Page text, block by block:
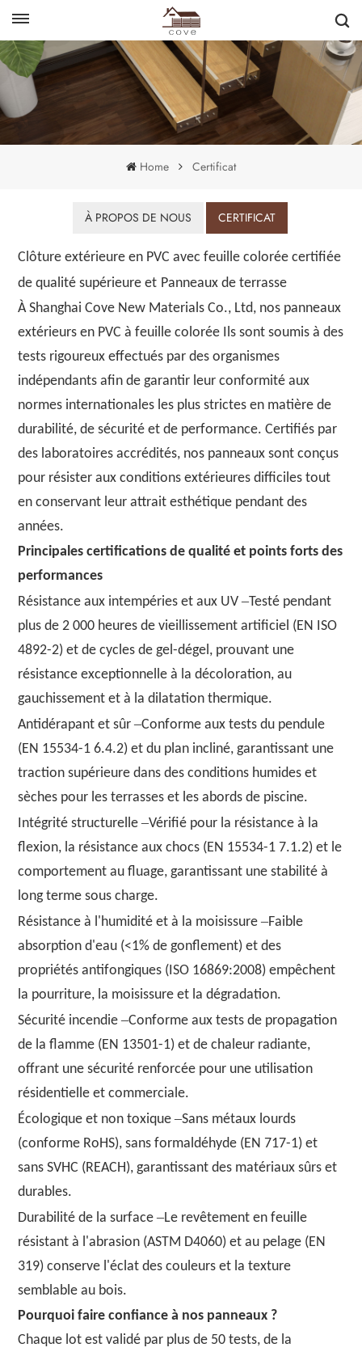
English
français
Home Certificat
À PROPOS DE NOUS CERTIFICAT
Clôture extérieure en PVC avec feuille colorée certifiée
de qualité supérieureet Panneaux de terrasse
ÀShanghai Cove New Materials Co., Ltd, nos panneaux
extérieurs en PVC à feuille colorée Ils sont soumis à des
tests rigoureux effectués par des organismes
indépendants afin de garantir leur conformité aux
normes internationales les plus strictes en matière de
durabilité, de sécurité et de performance. Certifiés par
des laboratoires accrédités, nos panneaux sont conçus
pour résister aux conditions extérieures difficiles tout
en conservant leur attrait esthétique pendant des
années.
Principales certifications de qualité et points forts des
performances
Résistance aux intempéries et aux UV–Testé pendant
plus de 2 000 heures de vieillissement artificiel (EN ISO
4892-2) et de cycles de gel-dégel, prouvant une
résistance exceptionnelle à la décoloration, au
gauchissement et à la dilatation thermique.
Antidérapant et sûr–Conforme aux tests du pendule
(EN 15534-1 6.4.2) et du plan incliné, garantissant une
traction supérieure dans des conditions humides et
sèches pour les terrasses et les abords de piscine.
Intégrité structurelle–Vérifié pour la résistance à la
flexion, la résistance aux chocs (EN 15534-1 7.1.2) et le
comportement au fluage, garantissant une stabilité à
long terme sous charge.
Résistance à l'humidité et à la moisissure–Faible
absorption d'eau (<1% de gonflement) et des
propriétés antifongiques (ISO 16869:2008) empêchent
la pourriture, la moisissure et la dégradation.
Sécurité incendie–Conforme aux tests de propagation
de la flamme (EN 13501-1) et de chaleur radiante,
offrant une sécurité renforcée pour une utilisation
résidentielle et commerciale.
Écologique et non toxique–Sans métaux lourds
(conforme RoHS), sans formaldéhyde (EN 717-1) et
sans SVHC (REACH), garantissant des matériaux sûrs et
durables.
Durabilité de la surface–Le revêtement en feuille
résistant à l'abrasion (ASTM D4060) et au pelage (EN
319) conserve l'éclat des couleurs et la texture
semblable au bois.
Pourquoi faire confiance à nos panneaux ?
Chaque lot est validé par plus de 50 tests, de la